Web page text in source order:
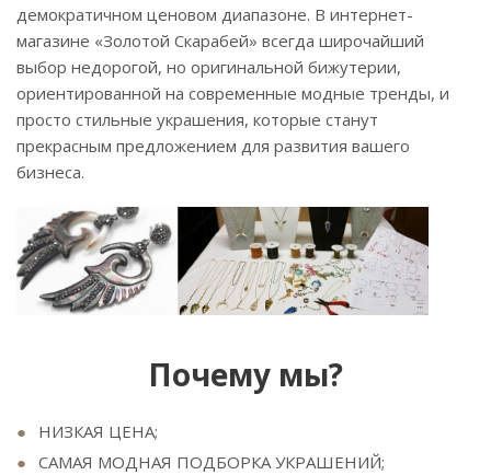
демократичном ценовом диапазоне. В интернет-
магазине «Золотой Скарабей» всегда широчайший
выбор недорогой, но оригинальной бижутерии,
ориентированной на современные модные тренды, и
просто стильные украшения, которые станут
прекрасным предложением для развития вашего
бизнеса.
Почему мы?
НИЗКАЯ ЦЕНА;
САМАЯ МОДНАЯ ПОДБОРКА УКРАШЕНИЙ;